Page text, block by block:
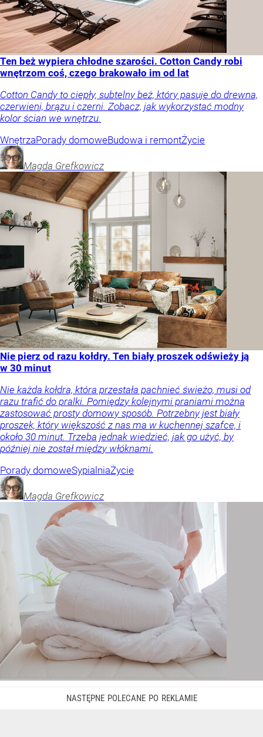
Ten beż wypiera chłodne szarości. Cotton Candy robi
wnętrzom coś, czego brakowało im od lat
Cotton Candy to ciepły, subtelny beż, który pasuje do drewna,
czerwieni, brązu i czerni. Zobacz, jak wykorzystać modny
kolor ścian we wnętrzu.
WnętrzaPorady domoweBudowa i remontŻycie
Magda Grefkowicz
Nie pierz od razu kołdry. Ten biały proszek odświeży ją
w 30 minut
Nie każda kołdra, która przestała pachnieć świeżo, musi od
razu trafić do pralki. Pomiędzy kolejnymi praniami można
zastosować prosty domowy sposób. Potrzebny jest biały
proszek, który większość z nas ma w kuchennej szafce, i
około 30 minut. Trzeba jednak wiedzieć, jak go użyć, by
później nie został między włóknami.
Porady domoweSypialniaŻycie
Magda Grefkowicz